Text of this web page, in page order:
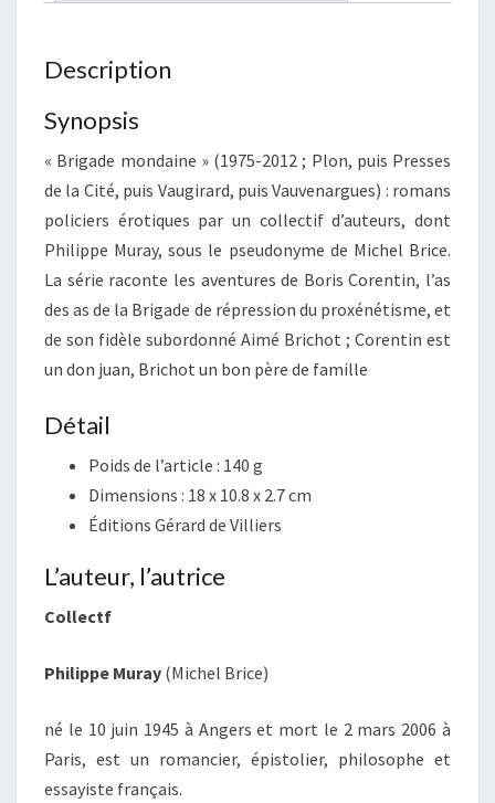
Description
Synopsis
« Brigade mondaine » (1975-2012 ; Plon, puis Presses
de la Cité, puis Vaugirard, puis Vauvenargues) : romans
policiers érotiques par un collectif d’auteurs, dont
Philippe Muray, sous le pseudonyme de Michel Brice.
La série raconte les aventures de Boris Corentin, l’as
des as de la Brigade de répression du proxénétisme, et
de son fidèle subordonné Aimé Brichot ; Corentin est
un don juan, Brichot un bon père de famille
Détail
Poids de l’article : 140 g
Dimensions : 18 x 10.8 x 2.7 cm
Éditions Gérard de Villiers
L’auteur, l’autrice
Collectf
Philippe Muray (Michel Brice)
né le 10 juin 1945 à Angers et mort le 2 mars 2006 à
Paris, est un romancier, épistolier, philosophe et
essayiste français.